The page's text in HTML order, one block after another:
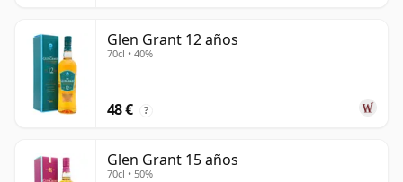
Glen Grant 12 años
70cl • 40%
48 € ?
Glen Grant 15 años
70cl • 50%